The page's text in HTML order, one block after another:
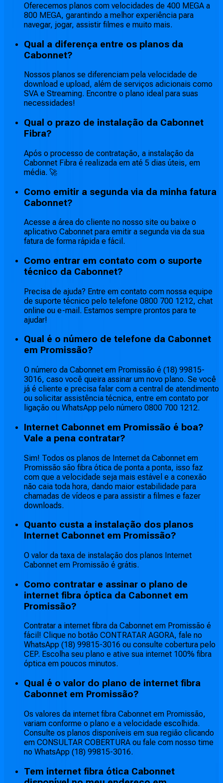
Oferecemos planos com velocidades de 400 MEGA a
800 MEGA, garantindo a melhor experiência para
navegar, jogar, assistir filmes e muito mais.
Qual a diferença entre os planos da
Cabonnet?
Nossos planos se diferenciam pela velocidade de
download e upload, além de serviços adicionais como
SVA e Streaming. Encontre o plano ideal para suas
necessidades!
Qual o prazo de instalação da Cabonnet
Fibra?
Após o processo de contratação, a instalação da
Cabonnet Fibra é realizada em até 5 dias úteis, em
média. 🚀
Como emitir a segunda via da minha fatura
Cabonnet?
Acesse a área do cliente no nosso site ou baixe o
aplicativo Cabonnet para emitir a segunda via da sua
fatura de forma rápida e fácil.
Como entrar em contato com o suporte
técnico da Cabonnet?
Precisa de ajuda? Entre em contato com nossa equipe
de suporte técnico pelo telefone 0800 700 1212, chat
online ou e-mail. Estamos sempre prontos para te
ajudar!
Qual é o número de telefone da Cabonnet
em Promissão?
O número da Cabonnet em Promissão é (18) 99815-
3016, caso você queira assinar um novo plano. Se você
já é cliente e precisa falar com a central de atendimento
ou solicitar assistência técnica, entre em contato por
ligação ou WhatsApp pelo número 0800 700 1212.
Internet Cabonnet em Promissão é boa?
Vale a pena contratar?
Sim! Todos os planos de Internet da Cabonnet em
Promissão são fibra ótica de ponta a ponta, isso faz
com que a velocidade seja mais estável e a conexão
não caia toda hora, dando maior estabilidade para
chamadas de vídeos e para assistir a filmes e fazer
downloads.
Quanto custa a instalação dos planos
Internet Cabonnet em Promissão?
O valor da taxa de instalação dos planos Internet
Cabonnet em Promissão é grátis.
Como contratar e assinar o plano de
internet fibra óptica da Cabonnet em
Promissão?
Contratar a internet fibra da Cabonnet em Promissão é
fácil! Clique no botão CONTRATAR AGORA, fale no
WhatsApp (18) 99815-3016 ou consulte cobertura pelo
CEP. Escolha seu plano e ative sua internet 100% fibra
óptica em poucos minutos.
Qual é o valor do plano de internet fibra
Cabonnet em Promissão?
Os valores da internet fibra Cabonnet em Promissão,
variam conforme o plano e a velocidade escolhida.
Consulte os planos disponíveis em sua região clicando
em CONSULTAR COBERTURA ou fale com nosso time
no WhatsApp (18) 99815-3016.
Tem internet fibra ótica Cabonnet